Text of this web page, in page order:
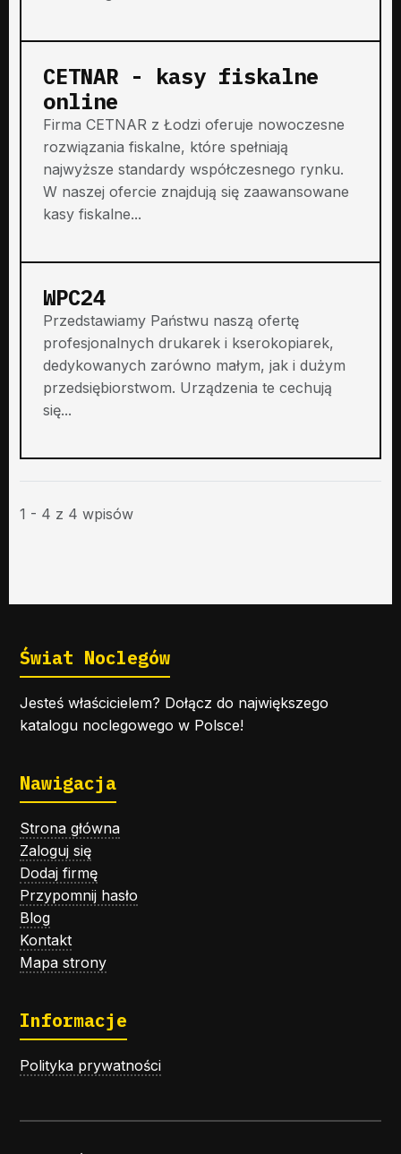
CETNAR - kasy fiskalne
online
Firma CETNAR z Łodzi oferuje nowoczesne
rozwiązania fiskalne, które spełniają
najwyższe standardy współczesnego rynku.
W naszej ofercie znajdują się zaawansowane
kasy fiskalne...
WPC24
Przedstawiamy Państwu naszą ofertę
profesjonalnych drukarek i kserokopiarek,
dedykowanych zarówno małym, jak i dużym
przedsiębiorstwom. Urządzenia te cechują
się...
1 - 4 z 4 wpisów
Świat Noclegów
Jesteś właścicielem? Dołącz do największego
katalogu noclegowego w Polsce!
Nawigacja
Strona główna
Zaloguj się
Dodaj firmę
Przypomnij hasło
Blog
Kontakt
Mapa strony
Informacje
Polityka prywatności